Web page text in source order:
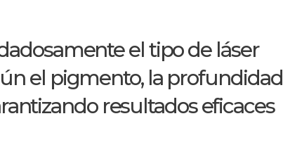
el tipo de láser
el pigmento, la profundidad
resultados eficaces